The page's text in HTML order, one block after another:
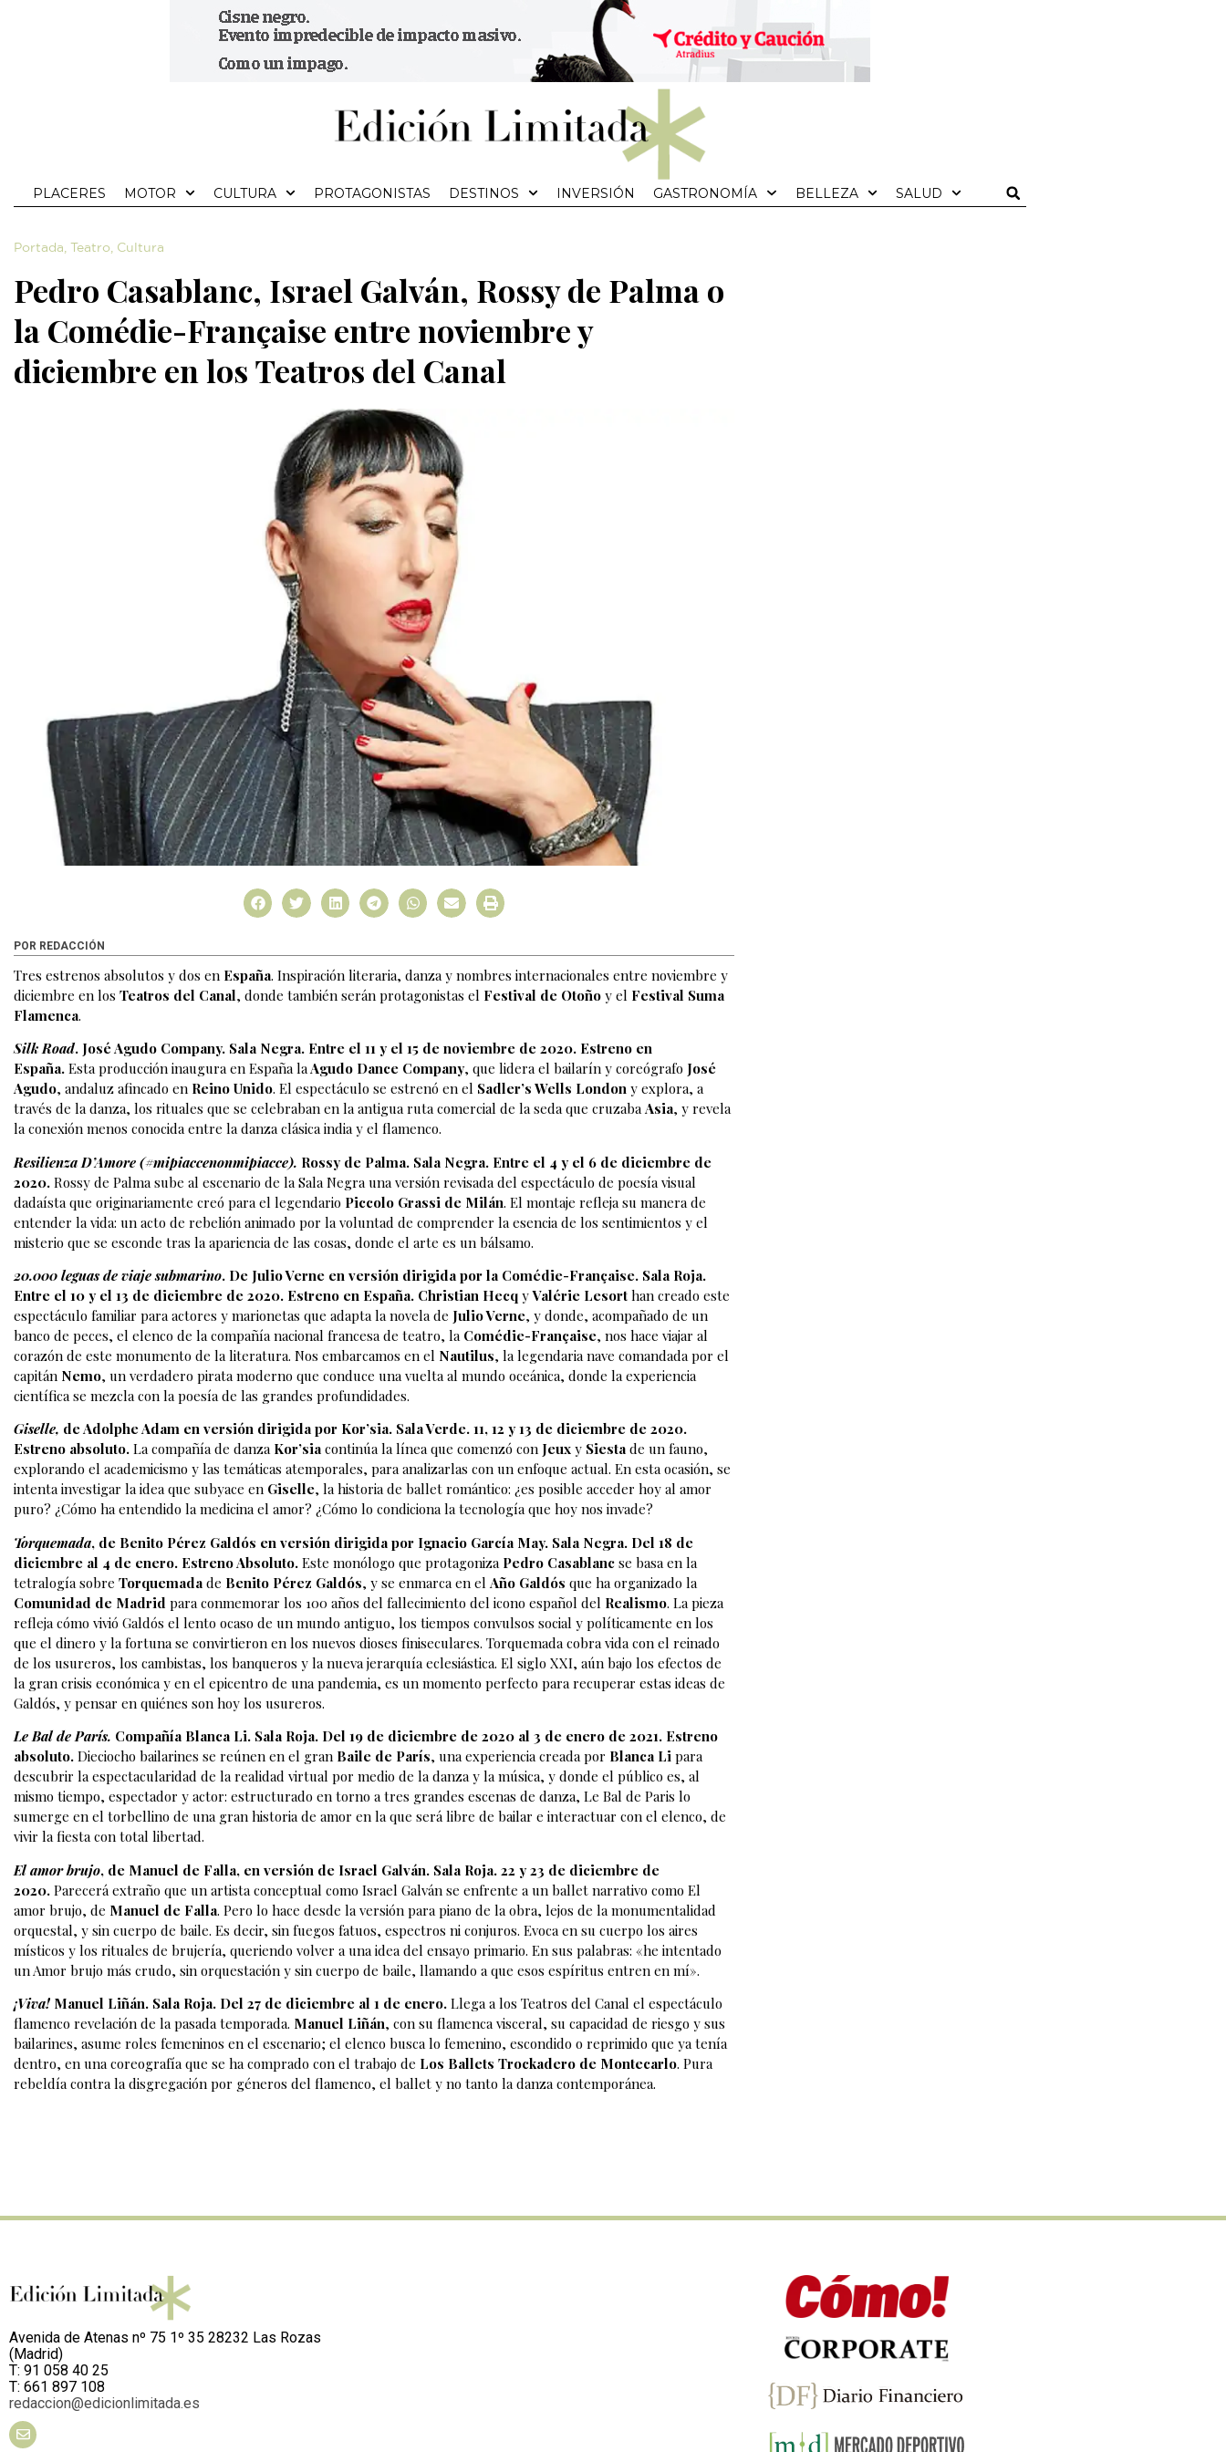
PLACERES MOTOR CULTURA PROTAGONISTAS DESTINOS INVERSIÓN GASTRONOMÍA BELLEZA SALUD
Portada Teatro Cultura
Pedro Casablanc, Israel Galván, Rossy de Palma o
la Comédie-Française entre noviembre y
diciembre en los Teatros del Canal
POR REDACCIÓN
Tres estrenos absolutos y dos en España. Inspiración literaria, danza y nombres internacionales entre noviembre y
diciembre en los Teatros del Canal, donde también serán protagonistas el Festival de Otoño y el Festival Suma
Flamenca.
Silk Road. José Agudo Company. Sala Negra. Entre el 11 y el 15 de noviembre de 2020. Estreno en
España. Esta producción inaugura en España laAgudo Dance Company, que lidera el bailarín y coreógrafo José
Agudo, andaluz afincado en Reino Unido. El espectáculo se estrenó en el Sadler’s Wells London y explora, a
través de la danza, los rituales que se celebraban en la antigua ruta comercial de la seda que cruzabaAsia, y revela
la conexión menos conocida entre la danza clásica india y el flamenco.
Resilienza D’Amore (#mipiaccenonmipiacce). Rossy de Palma. Sala Negra. Entre el 4 y el 6 de diciembre de
2020. Rossy de Palma sube al escenario de la Sala Negra una versión revisada del espectáculo de poesía visual
dadaísta que originariamente creó para el legendario Piccolo Grassi de Milán. El montaje refleja su manera de
entender la vida: un acto de rebelión animado por la voluntad de comprender la esencia de los sentimientos y el
misterio que se esconde tras la apariencia de las cosas, donde el arte es un bálsamo.
20.000 leguas de viaje submarino. De Julio Verne en versión dirigida por la Comédie-Française. Sala Roja.
Entre el 10 y el 13 de diciembre de 2020. Estreno en España. Christian Hecq yValérie Lesort han creado este
espectáculo familiar para actores y marionetas que adapta la novela de Julio Verne, y donde, acompañado de un
banco de peces, el elenco de la compañía nacional francesa de teatro, la Comédie-Française, nos hace viajar al
corazón de este monumento de la literatura. Nos embarcamos en el Nautilus, la legendaria nave comandada por el
capitán Nemo, un verdadero pirata moderno que conduce una vuelta al mundo oceánica, donde la experiencia
científica se mezcla con la poesía de las grandes profundidades.
Giselle, de Adolphe Adam en versión dirigida por Kor’sia. Sala Verde. 11, 12 y 13 de diciembre de 2020.
Estreno absoluto. La compañía de danza Kor’sia continúa la línea que comenzó con Jeux y Siesta de un fauno,
explorando el academicismo y las temáticas atemporales, para analizarlas con un enfoque actual. En esta ocasión, se
intenta investigar la idea que subyace en Giselle, la historia de ballet romántico: ¿es posible acceder hoy al amor
puro? ¿Cómo ha entendido la medicina el amor? ¿Cómo lo condiciona la tecnología que hoy nos invade?
Torquemada, de Benito Pérez Galdós en versión dirigida por Ignacio García May. Sala Negra. Del 18 de
diciembre al 4 de enero. Estreno Absoluto. Este monólogo que protagoniza Pedro Casablanc se basa en la
tetralogía sobre Torquemada de Benito Pérez Galdós, y se enmarca en el Año Galdós que ha organizado la
Comunidad de Madrid para conmemorar los 100 años del fallecimiento del icono español del Realismo. La pieza
refleja cómo vivió Galdós el lento ocaso de un mundo antiguo, los tiempos convulsos social y políticamente en los
que el dinero y la fortuna se convirtieron en los nuevos dioses finiseculares. Torquemada cobra vida con el reinado
de los usureros, los cambistas, los banqueros y la nueva jerarquía eclesiástica. El siglo XXI, aún bajo los efectos de
la gran crisis económica y en el epicentro de una pandemia, es un momento perfecto para recuperar estas ideas de
Galdós, y pensar en quiénes son hoy los usureros.
Le Bal de París. Compañía Blanca Li. Sala Roja. Del 19 de diciembre de 2020 al 3 de enero de 2021. Estreno
absoluto. Dieciocho bailarines se reúnen en el gran Baile de París, una experiencia creada por Blanca Li para
descubrir la espectacularidad de la realidad virtual por medio de la danza y la música, y donde el público es, al
mismo tiempo, espectador y actor: estructurado en torno a tres grandes escenas de danza, Le Bal de Paris lo
sumerge en el torbellino de una gran historia de amor en la que será libre de bailar e interactuar con el elenco, de
vivir la fiesta con total libertad.
El amor brujo, de Manuel de Falla, en versión de Israel Galván. Sala Roja. 22 y 23 de diciembre de
2020. Parecerá extraño que un artista conceptual como Israel Galván se enfrente a un ballet narrativo como El
amor brujo, de Manuel de Falla. Pero lo hace desde la versión para piano de la obra, lejos de la monumentalidad
orquestal, y sin cuerpo de baile. Es decir, sin fuegos fatuos, espectros ni conjuros. Evoca en su cuerpo los aires
místicos y los rituales de brujería, queriendo volver a una idea del ensayo primario. En sus palabras: «he intentado
un Amor brujo más crudo, sin orquestación y sin cuerpo de baile, llamando a que esos espíritus entren en mí».
¡Viva! Manuel Liñán. Sala Roja. Del 27 de diciembre al 1 de enero. Llega a los Teatros del Canal el espectáculo
flamenco revelación de la pasada temporada. Manuel Liñán, con su flamenca visceral, su capacidad de riesgo y sus
bailarines, asume roles femeninos en el escenario; el elenco busca lo femenino, escondido o reprimido que ya tenía
dentro, en una coreografía que se ha comprado con el trabajo de Los Ballets Trockadero de Montecarlo. Pura
rebeldía contra la disgregación por géneros del flamenco, el ballet y no tanto la danza contemporánea.
Avenida de Atenas nº 75 1º 35 28232 Las Rozas
(Madrid)
T: 91 058 40 25
T: 661 897 108
redaccion@edicionlimitada.es